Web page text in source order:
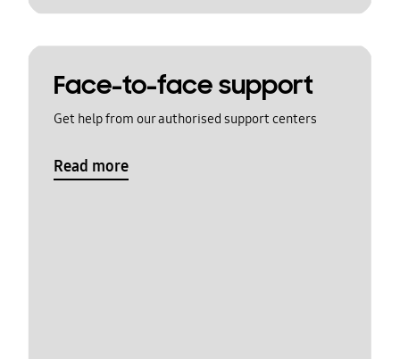
Face-to-face support
Get help from our authorised support centers
Read more